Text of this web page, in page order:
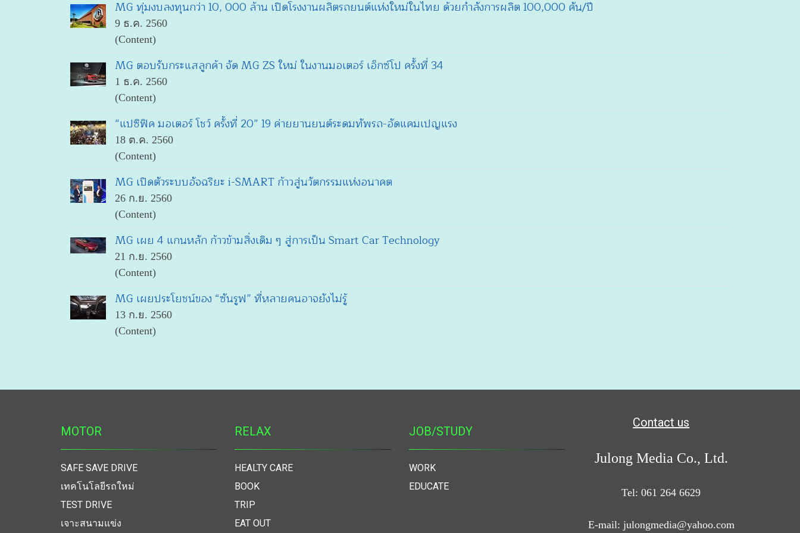
MG ทุ่มงบลงทุนกว่า 10, 000 ล้าน เปิดโรงงานผลิตรถยนต์แห่งใหม่ในไทย ด้วยกำลังการผลิต 100,000 คัน/ปี
9 ธ.ค. 2560
(Content)
MG ตอบรับกระแสลูกค้า จัด MG ZS ใหม่ ในงานมอเตอร์ เอ็กซ์โป ครั้งที่ 34
1 ธ.ค. 2560
(Content)
“แปซิฟิค มอเตอร์ โชว์ ครั้งที่ 20” 19 ค่ายยานยนต์ระดมทัพรถ-อัดแคมเปญแรง
18 ต.ค. 2560
(Content)
MG เปิดตัวระบบอัจฉริยะ i-SMART ก้าวสู่นวัตกรรมแห่งอนาคต
26 ก.ย. 2560
(Content)
MG เผย 4 แกนหลัก ก้าวข้ามสิ่งเดิม ๆ สู่การเป็น Smart Car Technology
21 ก.ย. 2560
(Content)
MG เผยประโยชน์ของ “ซันรูฟ” ที่หลายคนอาจยังไม่รู้
13 ก.ย. 2560
(Content)
MOTOR
SAFE SAVE DRIVE
เทคโนโลยีรถใหม่
TEST DRIVE
เจาะสนามแข่ง
RELAX
HEALTY CARE
BOOK
TRIP
EAT OUT
JOB/STUDY
WORK
EDUCATE
Contact us
Julong Media Co., Ltd.
Tel: 061 264 6629
E-mail: julongmedia@yahoo.com